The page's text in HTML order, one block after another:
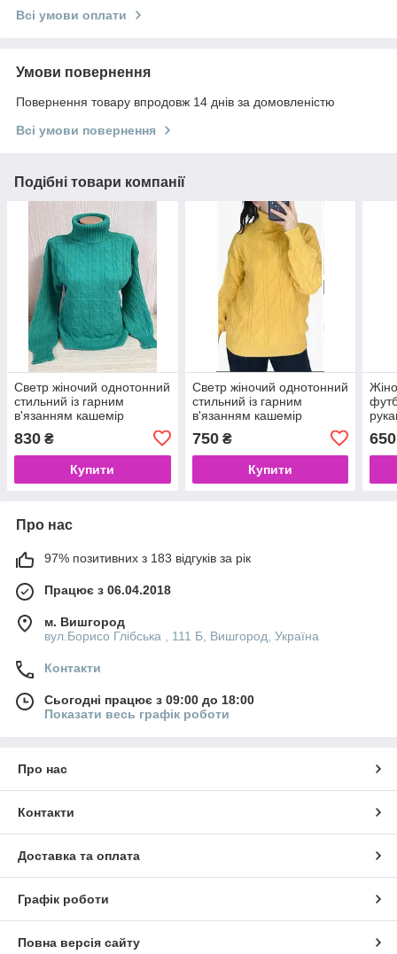
Всі умови оплати
Умови повернення
Повернення товару впродовж 14 днів за домовленістю
Всі умови повернення
Подібні товари компанії
Светр жіночий однотонний
стильний із гарним
в'язанням кашемір
830 ₴
Купити
Светр жіночий однотонний
стильний із гарним
в'язанням кашемір
750₴
Купити
650
Про нас
97% позитивних з 183 відгуків за рік
Працює з 06.04.2018
м. Вишгород
вул.Борисо Глібська , 111 Б, Вишгород, Україна
Контакти
Сьогодні працює з 09:00 до 18:00
Показати весь графік роботи
Про нас
Контакти
Доставка та оплата
Графік роботи
Повна версія сайту